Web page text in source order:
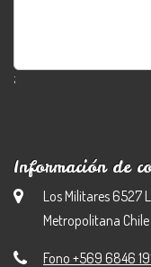
;
Información de
Los Militares 6527
Metropolitana Chile
Fono +569 6846